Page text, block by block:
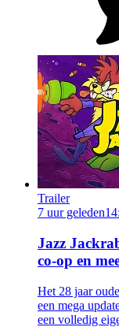
Trailer
7 uur geleden
Jazz
co-op en
Het 28 jaar
een mega
een volledig